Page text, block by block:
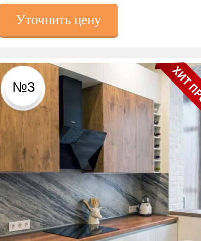
Уточнить цену
№3